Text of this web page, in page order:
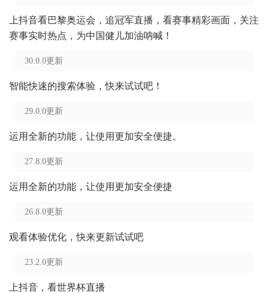
上抖音看巴黎奥运会，追冠军直播，看赛事精彩画面，关注
赛事实时热点，为中国健儿加油呐喊！
30.0.0更新
智能快速的搜索体验，快来试试吧！
29.0.0更新
运用全新的功能，让使用更加安全便捷。
27.8.0更新
运用全新的功能，让使用更加安全便捷
26.8.0更新
观看体验优化，快来更新试试吧
23.2.0更新
上抖音，看世界杯直播